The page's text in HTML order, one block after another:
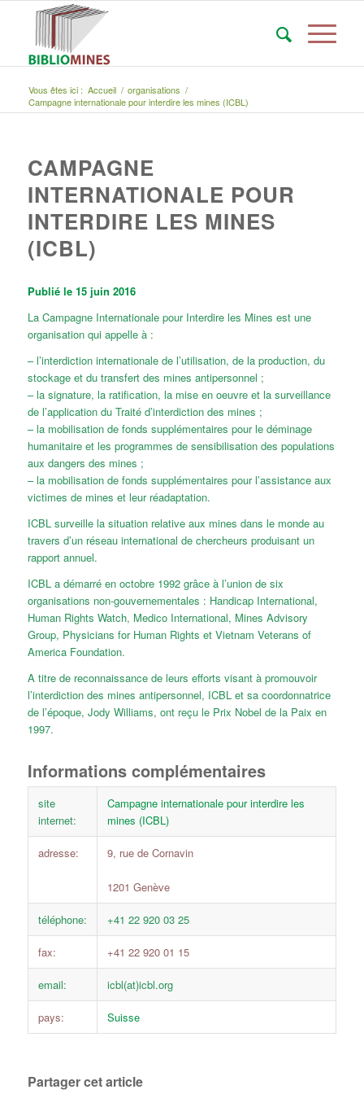
Vous êtes ici : Accueil / organisations /
Campagne internationale pour interdire les mines (ICBL)
CAMPAGNE
INTERNATIONALE POUR
INTERDIRE LES MINES
(ICBL)
Publié le 15 juin 2016
La Campagne Internationale pour Interdire les Mines est une
organisation qui appelle à :
– l’interdiction internationale de l’utilisation, de la production, du
stockage et du transfert des mines antipersonnel ;
– la signature, la ratification, la mise en oeuvre et la surveillance
de l’application du Traité d’interdiction des mines ;
– la mobilisation de fonds supplémentaires pour le déminage
humanitaire et les programmes de sensibilisation des populations
aux dangers des mines ;
– la mobilisation de fonds supplémentaires pour l’assistance aux
victimes de mines et leur réadaptation.
ICBL surveille la situation relative aux mines dans le monde au
travers d’un réseau international de chercheurs produisant un
rapport annuel.
ICBL a démarré en octobre 1992 grâce à l’union de six
organisations non-gouvernementales : Handicap International,
Human Rights Watch, Medico International, Mines Advisory
Group, Physicians for Human Rights et Vietnam Veterans of
America Foundation.
A titre de reconnaissance de leurs efforts visant à promouvoir
l’interdiction des mines antipersonnel, ICBL et sa coordonnatrice
de l’époque, Jody Williams, ont reçu le Prix Nobel de la Paix en
1997.
Informations complémentaires
site
internet:
Campagne internationale pour interdire les
mines (ICBL)
adresse: 9, rue de Cornavin
1201 Genève
téléphone: +41 22 920 03 25
fax: +41 22 920 01 15
email: icbl(at)icbl.org
pays: Suisse
Partager cet article